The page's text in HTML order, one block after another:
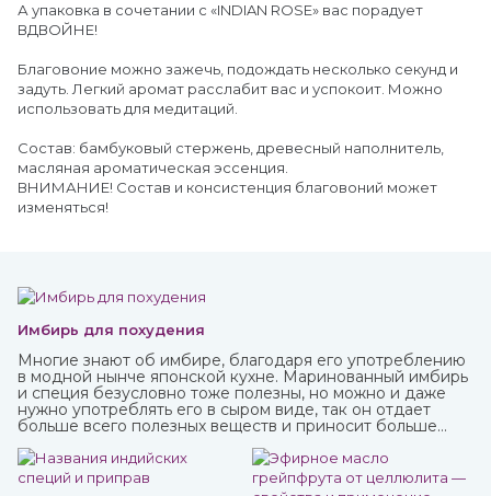
А упаковка в сочетании с «INDIAN ROSE» вас порадует
ВДВОЙНЕ!
Благовоние можно зажечь, подождать несколько секунд и
задуть. Легкий аромат расслабит вас и успокоит. Можно
использовать для медитаций.
Состав: бамбуковый стержень, древесный наполнитель,
масляная ароматическая эссенция.
ВНИМАНИЕ! Состав и консистенция благовоний может
изменяться!
Имбирь для похудения
Многие знают об имбире, благодаря его употреблению
в модной нынче японской кухне. Маринованный имбирь
и специя безусловно тоже полезны, но можно и даже
нужно употреблять его в сыром виде, так он отдает
больше всего полезных веществ и приносит больше